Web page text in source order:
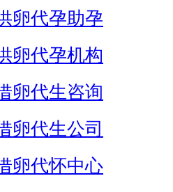
卵代孕助孕
卵代孕机构
卵代生咨询
卵代生公司
卵代怀中心